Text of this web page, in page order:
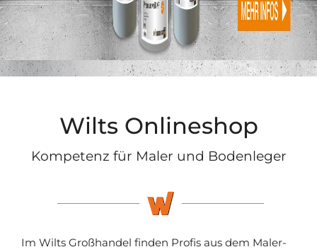
Wilts Onlineshop
Kompetenz für Maler und Bodenleger
Im Wilts Großhandel finden Profis aus dem Maler-